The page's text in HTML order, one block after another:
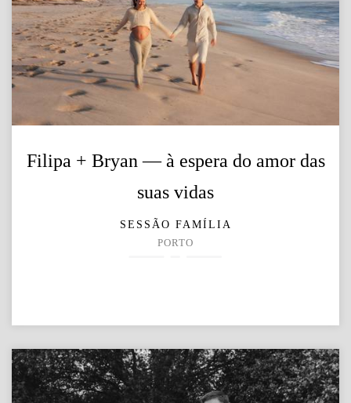
Filipa + Bryan — à espera do amor das
suas vidas
SESSÃO FAMÍLIA
PORTO